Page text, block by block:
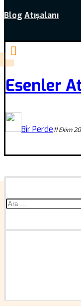
Blog Atışalanı
Esenler
Bir Perde11 Ekim
Arama: